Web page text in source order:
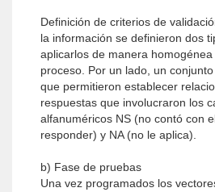
Definición de criterios de
la información se definieron dos
aplicarlos de manera
proceso. Por un lado, un
que permitieron establecer
respuestas que involucraron los
alfanuméricos NS (no contó con
responder) y NA (no le aplica).
b) Fase de pruebas
Una vez programados los